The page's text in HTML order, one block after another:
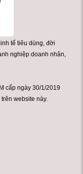
tế tiêu dùng, đời
nghiệp doanh nhân,
cấp ngày 30/1/2019
website này.